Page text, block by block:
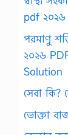
pdf ২০২৬
পরমাণু
২০২৬
Solution
সেবা কি?
ভোক্তা